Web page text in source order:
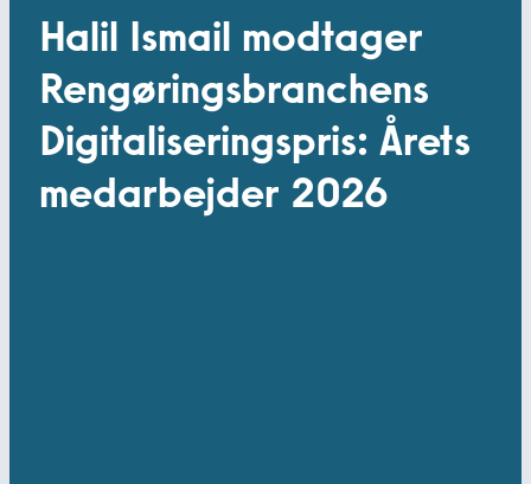
Halil Ismail modtager
Rengøringsbranchens
Digitaliseringspris: Årets
medarbejder 2026